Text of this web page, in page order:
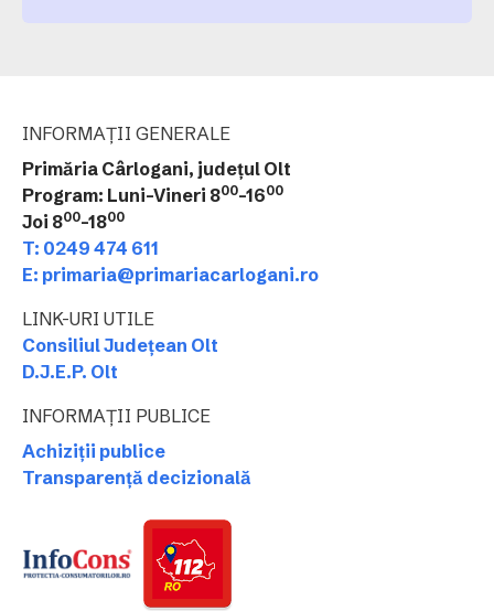
INFORMAȚII GENERALE
Primăria Cârlogani, județul Olt
Program: Luni-Vineri 800-1600
Joi 800-1800
T: 0249 474 611
E: primaria@primariacarlogani.ro
LINK-URI UTILE
Consiliul Județean Olt
D.J.E.P. Olt
INFORMAȚII PUBLICE
Achiziții publice
Transparență decizională